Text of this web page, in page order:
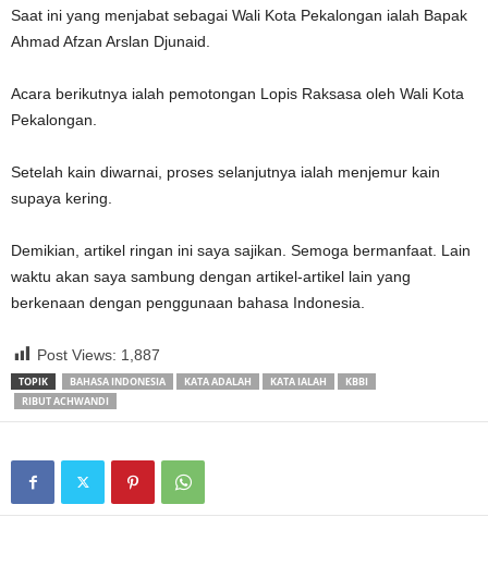
Saat ini yang menjabat sebagai Wali Kota Pekalongan ialah Bapak
Ahmad Afzan Arslan Djunaid.
Acara berikutnya ialah pemotongan Lopis Raksasa oleh Wali Kota
Pekalongan.
Setelah kain diwarnai, proses selanjutnya ialah menjemur kain
supaya kering.
Demikian, artikel ringan ini saya sajikan. Semoga bermanfaat. Lain
waktu akan saya sambung dengan artikel-artikel lain yang
berkenaan dengan penggunaan bahasa Indonesia.
Post Views: 1,887
TOPIK BAHASA INDONESIA KATA ADALAH KATA IALAH
KBBI
RIBUT ACHWANDI